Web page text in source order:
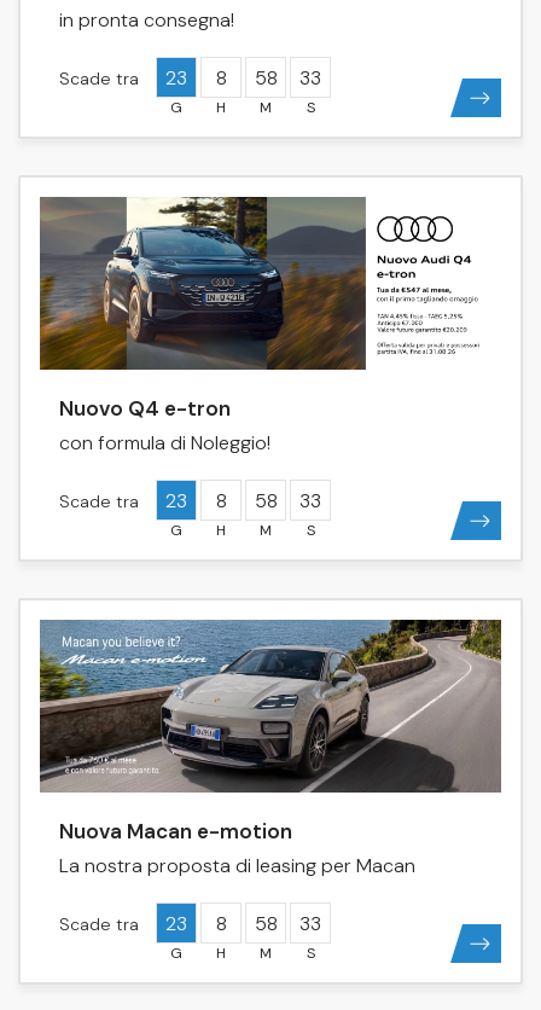
in pronta consegna!
Scade tra 23 8 58 33
Nuovo Q4 e-tron
con formula di Noleggio!
Scade tra 23 8 58 33
Nuova Macan e-motion
La nostra proposta di leasing per Macan
Scade tra 23 8 58 33